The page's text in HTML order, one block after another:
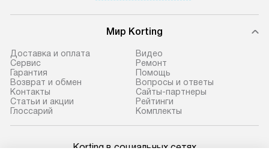
Мир Korting
Доставка и оплата
Сервис
Гарантия
Возврат и обмен
Контакты
Статьи и акции
Глоссарий
Видео
Ремонт
Помощь
Вопросы и ответы
Сайты-партнеры
Рейтинги
Комплекты
Korting в социальных сетях